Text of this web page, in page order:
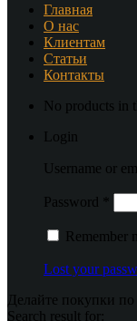
Главная
О нас
Клиентам
Статьи
Контакты
No products in
Login
Username or
Password
Remember
Lost your
Делайте покупки
Search result for: